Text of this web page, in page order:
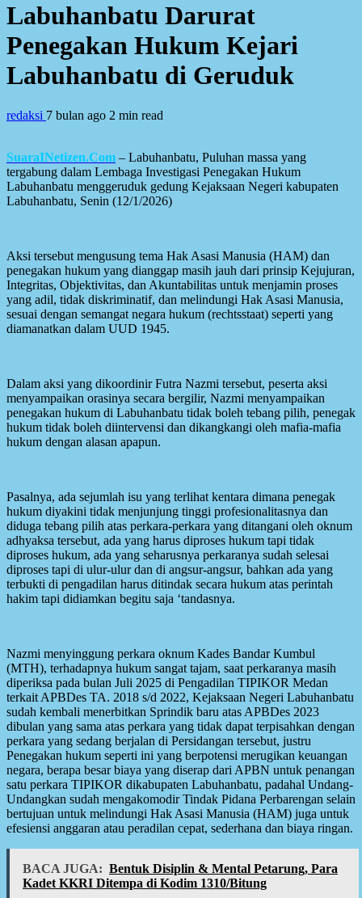
Labuhanbatu Darurat
Penegakan Hukum Kejari
Labuhanbatu di Geruduk
redaksi 7 bulan ago 2 min read
SuaraINetizen.Com – Labuhanbatu, Puluhan massa yang
tergabung dalam Lembaga Investigasi Penegakan Hukum
Labuhanbatu menggeruduk gedung Kejaksaan Negeri kabupaten
Labuhanbatu, Senin (12/1/2026)
Aksi tersebut mengusung tema Hak Asasi Manusia (HAM) dan
penegakan hukum yang dianggap masih jauh dari prinsip Kejujuran,
Integritas, Objektivitas, dan Akuntabilitas untuk menjamin proses
yang adil, tidak diskriminatif, dan melindungi Hak Asasi Manusia,
sesuai dengan semangat negara hukum (rechtsstaat) seperti yang
diamanatkan dalam UUD 1945.
Dalam aksi yang dikoordinir Futra Nazmi tersebut, peserta aksi
menyampaikan orasinya secara bergilir, Nazmi menyampaikan
penegakan hukum di Labuhanbatu tidak boleh tebang pilih, penegak
hukum tidak boleh diintervensi dan dikangkangi oleh mafia-mafia
hukum dengan alasan apapun.
Pasalnya, ada sejumlah isu yang terlihat kentara dimana penegak
hukum diyakini tidak menjunjung tinggi profesionalitasnya dan
diduga tebang pilih atas perkara-perkara yang ditangani oleh oknum
adhyaksa tersebut, ada yang harus diproses hukum tapi tidak
diproses hukum, ada yang seharusnya perkaranya sudah selesai
diproses tapi di ulur-ulur dan di angsur-angsur, bahkan ada yang
terbukti di pengadilan harus ditindak secara hukum atas perintah
hakim tapi didiamkan begitu saja ‘tandasnya.
Nazmi menyinggung perkara oknum Kades Bandar Kumbul
(MTH), terhadapnya hukum sangat tajam, saat perkaranya masih
diperiksa pada bulan Juli 2025 di Pengadilan TIPIKOR Medan
terkait APBDes TA. 2018 s/d 2022, Kejaksaan Negeri Labuhanbatu
sudah kembali menerbitkan Sprindik baru atas APBDes 2023
dibulan yang sama atas perkara yang tidak dapat terpisahkan dengan
perkara yang sedang berjalan di Persidangan tersebut, justru
Penegakan hukum seperti ini yang berpotensi merugikan keuangan
negara, berapa besar biaya yang diserap dari APBN untuk penangan
satu perkara TIPIKOR dikabupaten Labuhanbatu, padahal Undang-
Undangkan sudah mengakomodir Tindak Pidana Perbarengan selain
bertujuan untuk melindungi Hak Asasi Manusia (HAM) juga untuk
efesiensi anggaran atau peradilan cepat, sederhana dan biaya ringan.
BACA JUGA: Bentuk Disiplin & Mental Petarung, Para
Kadet KKRI Ditempa di Kodim 1310/Bitung